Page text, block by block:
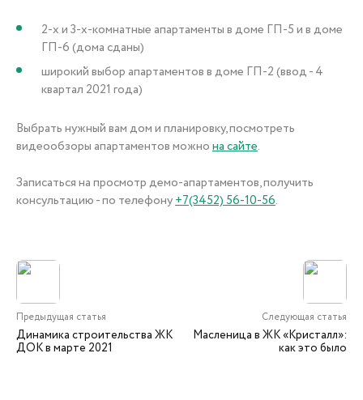
2-х и 3-х-комнатные апартаменты в доме ГП-5 и в доме
ГП-6 (дома сданы)
широкий выбор апартаментов в доме ГП-2 (ввод - 4
квартал 2021 года)
Выбрать нужный вам дом и планировку, посмотреть
видеообзоры апартаментов можнона сайте.
Записаться на просмотр демо-апартаментов, получить
консультацию - по телефону+7(3452) 56-10-56.
Предыдущая статья
Динамика строительства ЖК
ДОК в марте 2021
Следующая статья
Масленица в ЖК «Кристалл»:
как это было